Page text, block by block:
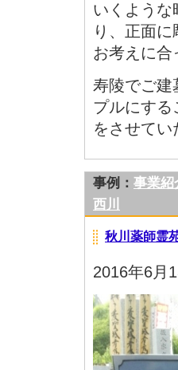
いくような
り、正面
お考えに
寿陵でご建
プルにする
をさせて
事例： 事業紹
西川
秋川薬師霊
2016年6月